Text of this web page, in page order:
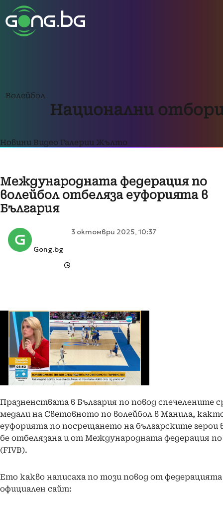
Волейбол
Национални
Новини Видео Галерии Жълто
Международната федерация по
волейбол отбеляза еуфорията в
България
Gong.bg
3 октомври 2025, 10:37
Празненствата в България по повод спечелените
медали на Световното по волейбол в Манила,
еуфорията по посрещането на българските герои
бе отбелязана и от Международната федерация по
(FIVB).
Ето какво написаха по този повод от федерацията
официален сайт: